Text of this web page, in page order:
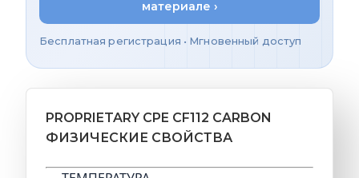
материале ›
Бесплатная регистрация • Мгновенный доступ
PROPRIETARY CPE CF112 CARBON
ФИЗИЧЕСКИЕ СВОЙСТВА